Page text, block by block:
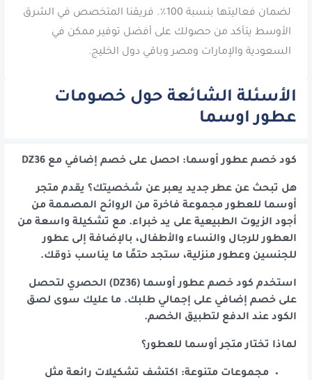
لضمان فعاليتها بنسبة 100٪. فريقنا المتخصص في الشرق
الأوسط يتأكد من حصولك على أفضل توفير ممكن في
السعودية والإمارات ومصر وباقي دول الخليج.
الأسئلة الشائعة حول خصومات
عطور اوسما
كود خصم عطور أوسما: احصل على خصم إضافي مع DZ36
هل تبحث عن عطر جديد يعبر عن شخصيتك؟ يقدم متجر
أوسما للعطور مجموعة فاخرة من الروائح المصممة من
أجود الزيوت الطبيعية على يد خبراء. مع تشكيلة واسعة من
العطور للرجال والنساء والأطفال، بالإضافة إلى عطور
للجنسين وعطور منزلية، ستجد حتمًا ما يناسب ذوقك.
استخدم كود خصم عطور أوسما (DZ36) الحصري لتحصل
على خصم إضافي على إجمالي طلبك. ما عليك سوى لصق
الكود عند الدفع لتطبيق الخصم.
لماذا تختار متجر أوسما للعطور؟
مجموعات متنوعة: اكتشف تشكيلات رائعة مثل